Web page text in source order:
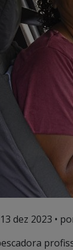
13 dez 2023 •